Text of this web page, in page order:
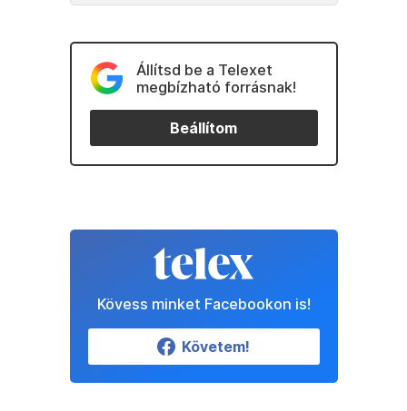
Állítsd be a Telexet
megbízható forrásnak!
Beállítom
Kövess minket Facebookon is!
Követem!